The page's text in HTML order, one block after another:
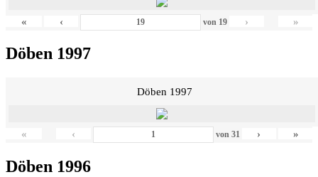
« ‹ von 19 › »
Döben 1997
Döben 1997
« ‹ von 31 › »
Döben 1996